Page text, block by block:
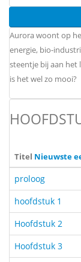
Aurora woont op
energie, bio-
steentje bij aan het
is het wel zo mooi?
Titel Nieuwste
proloog
hoofdstuk 1
Hoofdstuk 2
Hoofdstuk 3